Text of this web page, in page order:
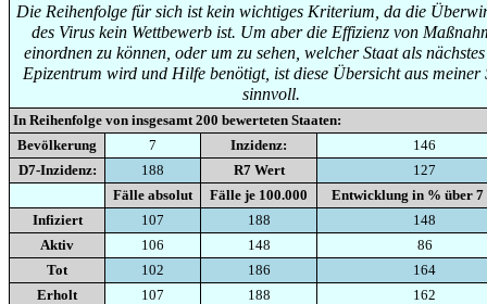
Die Reihenfolge für sich ist kein wichtiges Kriterium, da die
des Virus kein Wettbewerb ist. Um aber die Effizienz von
einordnen zu können, oder um zu sehen, welcher Staat als
Epizentrum wird und Hilfe benötigt, ist diese Übersicht aus meiner
sinnvoll.
In Reihenfolge von insgesamt 200 bewerteten Staaten:
Bevölkerung
7 Inzidenz:
146
D7-Inzidenz:
188 R7 Wert
127
Fälle absolut
Fälle je 100.000
Entwicklung in % über 7
Infiziert
107 188
148
Aktiv
106 148
86
Tot
102 186
164
Erholt
107 188 162